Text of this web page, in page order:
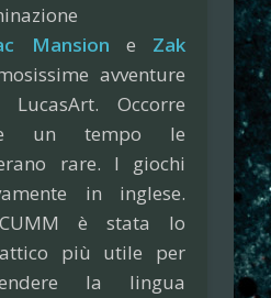
Mansion e Zak
avventure
Occorre
un tempo le
rare. I giochi
in inglese.
è stata lo
più utile per
la lingua